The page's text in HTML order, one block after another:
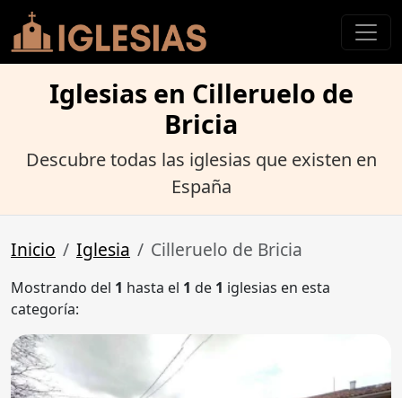
Iglesias en Cilleruelo de
Bricia
Descubre todas las iglesias que existen en
España
Inicio Iglesia Cilleruelo de Bricia
Mostrando del 1 hasta el 1 de 1 iglesias en esta
categoría: